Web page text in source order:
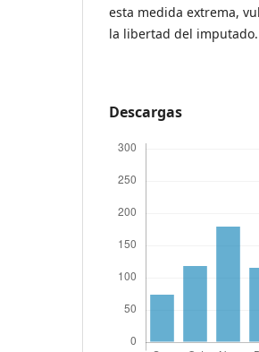
esta medida extrema,
la libertad del imputado.
Descargas